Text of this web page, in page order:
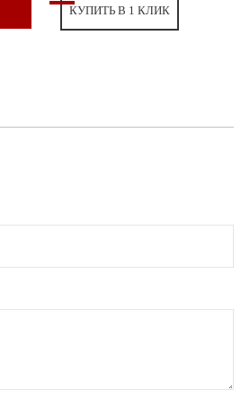
КУПИТЬ В 1 КЛИК